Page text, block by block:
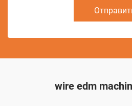
wire edm